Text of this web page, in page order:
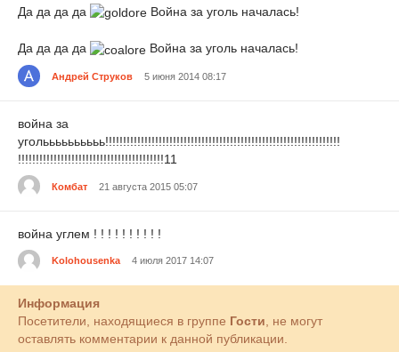
Да да да да Война за уголь началась!
Да да да да Война за уголь началась!
Андрей Струков 5 июня 2014 08:17
война за
угольььььььььь!!!!!!!!!!!!!!!!!!!!!!!!!!!!!!!!!!!!!!!!!!!!!!!!!!!!!!!!!!!!!!!!!!
!!!!!!!!!!!!!!!!!!!!!!!!!!!!!!!!!!!!!!!!!11
Комбат 21 августа 2015 05:07
война углем ! ! ! ! ! ! ! ! ! !
Kolohousenka 4 июля 2017 14:07
Информация
Посетители, находящиеся в группе Гости , не могут
оставлять комментарии к данной публикации.